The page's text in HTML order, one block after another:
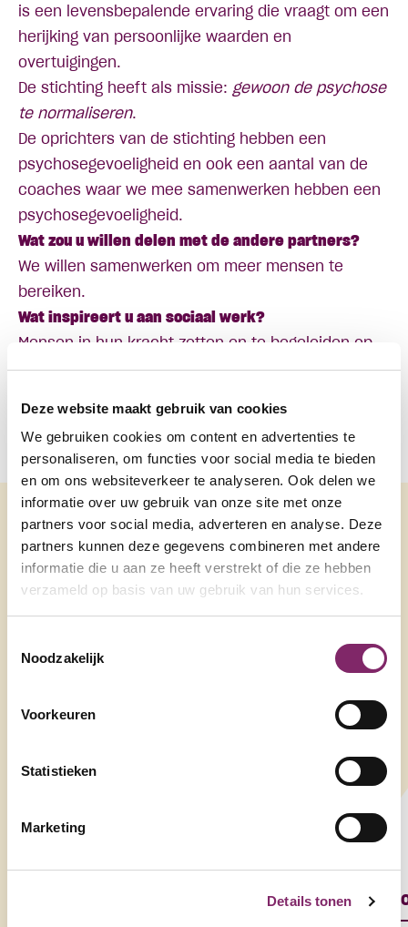
Deze website maakt gebruik van cookies
We gebruiken cookies om content en advertenties te
personaliseren, om functies voor social media te bieden
en om ons websiteverkeer te analyseren. Ook delen we
informatie over uw gebruik van onze site met onze
partners voor social media, adverteren en analyse. Deze
partners kunnen deze gegevens combineren met andere
informatie die u aan ze heeft verstrekt of die ze hebben
verzameld op basis van uw gebruik van hun services.
Noodzakelijk
Voorkeuren
Statistieken
Marketing
Details tonen
is een levensbepalende ervaring die vraagt om een
herijking van persoonlijke waarden en
overtuigingen.
De stichting heeft als missie: gewoon de psychose
te normaliseren.
De oprichters van de stichting hebben een
psychosegevoeligheid en ook een aantal van de
coaches waar we mee samenwerken hebben een
psychosegevoeligheid.
Wat zou u willen delen met de andere partners?
We willen samenwerken om meer mensen te
bereiken.
Wat inspireert u aan sociaal werk?
Mensen in hun kracht zetten en te begeleiden op
hun pad, geeft de grootst mogelijke voldoening!
Meer informatie via de website
www.vandewereld.orgof de mail
info@vandewereld.org.
Andere
netwerkleden